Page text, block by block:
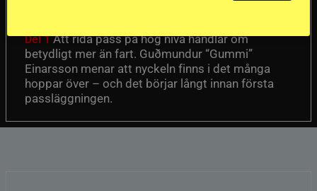
Del 1Att rida pass på hög nivå handlar om
betydligt mer än fart. Guðmundur “Gummi”
Einarsson menar att nyckeln finns i det många
hoppar över – och det börjar långt innan första
passläggningen.